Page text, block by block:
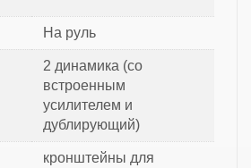
На руль
2 динамика (со
встроенным
усилителем и
дублирующий)
кронштейны для